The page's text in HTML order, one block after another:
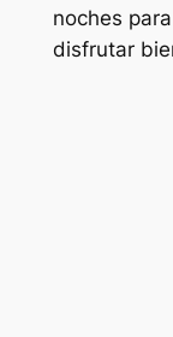
noches
disfrutar